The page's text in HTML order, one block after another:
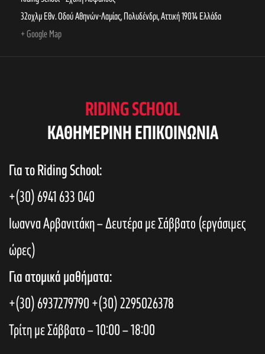
32οχλμ Εθν. Οδού Αθηνών-Λαμίας, Πολυδένδρι,Αττική19014Ελλάδα
+ Google Map
RIDING SCHOOL
KAΘΗΜΕΡΙΝΗ ΕΠΙΚΟΙΝΩΝΙΑ
Για το Riding School:
+(30) 6941 633 040
Ιωαννα Αρβανιτάκη – Δευτέρα με Σάββατο (εργάσιμες
ώρες)
Για ατομικά μαθήματα:
+(30) 6937279790+(30) 2295026378
Τρίτη με Σάββατο – 10:00 – 18:00